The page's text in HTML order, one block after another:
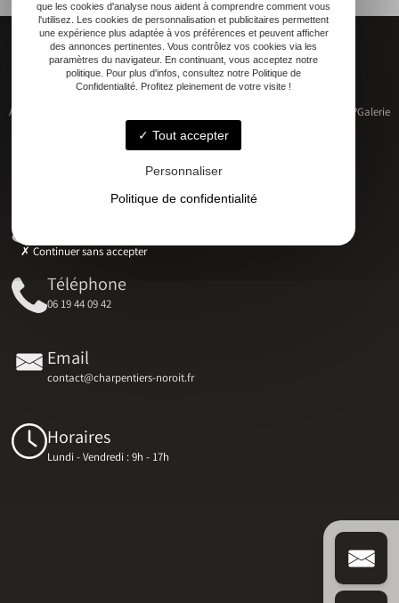
Accueil Qui sommes-nous ?Galerie
Contact
17 RUE DU MARECHAL D'AUBETERRE, 17330 Bernay-Saint-Martin
Téléphone
06 19 44 09 42
Email
contact@charpentiers-noroit.fr
Horaires
Lundi - Vendredi : 9h - 17h
que les cookies d'analyse nous aident à comprendre comment vous
l'utilisez. Les cookies de personnalisation et publicitaires permettent
une expérience plus adaptée à vos préférences et peuvent afficher
des annonces pertinentes. Vous contrôlez vos cookies via les
paramètres du navigateur. En continuant, vous acceptez notre
politique. Pour plus d'infos, consultez notre Politique de
Confidentialité. Profitez pleinement de votre visite !
Tout accepter
Personnaliser
Politique de confidentialité
Continuer sans accepter